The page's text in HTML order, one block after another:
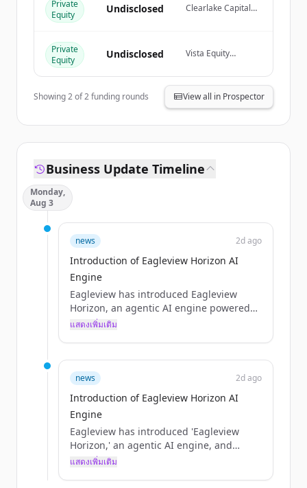
Create Free Account
Private
Equity
Undisclosed
Clearlake Capital
Private
Equity
Undisclosed
Vista Equity
Showing2of2funding rounds View all in Prospector
Business Update Timeline
Monday,
Aug 3
news 2d ago
Introduction of Eagleview Horizon AI
Engine
Eagleview has introduced Eagleview
Horizon, an agentic AI engine powered
by property intelligence, and opened
แสดงเพิ่มเติม
news 2d ago
Introduction of Eagleview Horizon AI
Engine
Eagleview has introduced 'Eagleview
Horizon,' an agentic AI engine, and
updated the page to include information
แสดงเพิ่มเติม